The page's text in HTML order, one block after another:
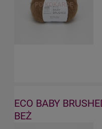
ECO BABY
BEŻ